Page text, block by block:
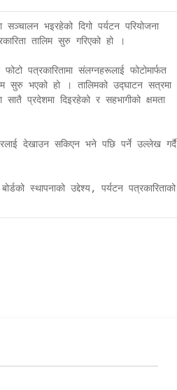
भइरहेको दिगो पर्यटन परियोजना
तालिम सुरु गरिएको हो ।
पत्रकारितामा संलग्नहरूलाई फोटोमार्फत
सुरु भएको हो । तालिमको उद्घाटन सत्रमा
प्रदेशमा दिइरहेको र सहभागीको क्षमता
देखाउन सकिएन भने पछि पर्ने उल्लेख गर्दै
स्थापनाको उद्देश्य, पर्यटन पत्रकारिताको